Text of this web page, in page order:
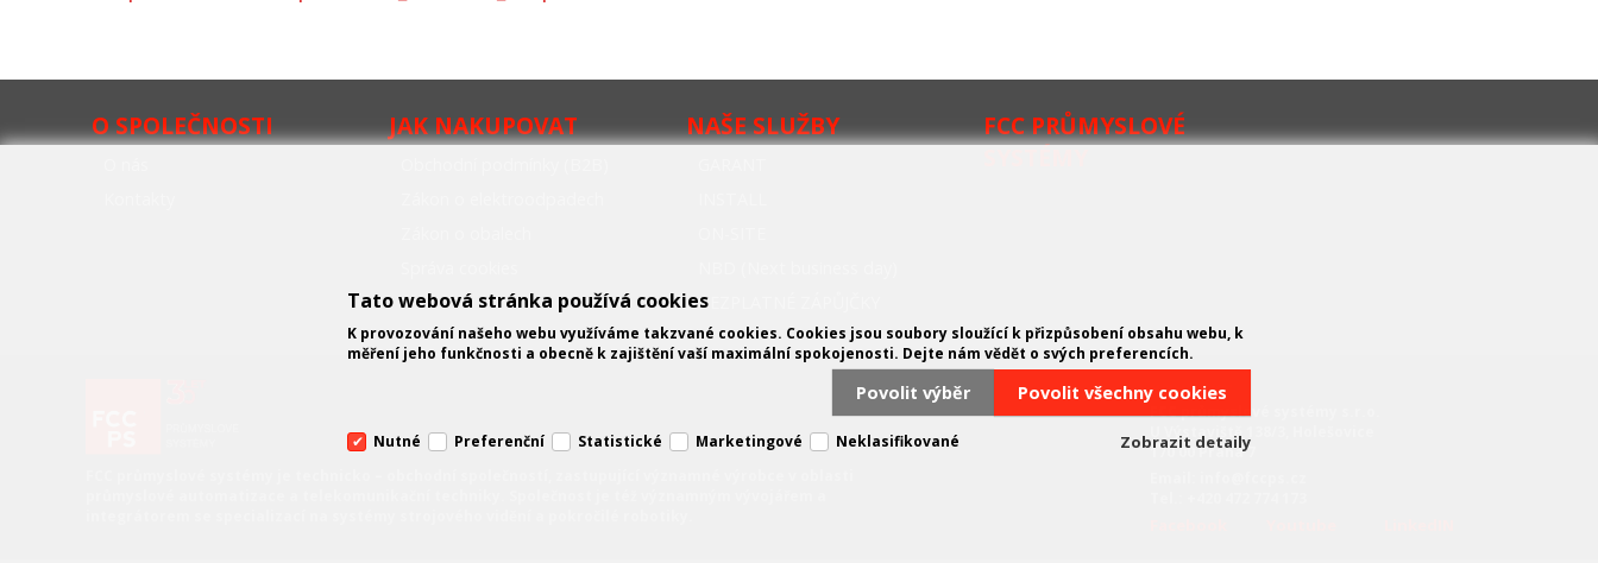
O SPOLEČNOSTI JAK NAKUPOVAT NAŠE SLUŽBY
BEZPLATNÉ ZÁPŮJČKY
FCC PRŮMYSLOVÉ
KONTAKT
FCC průmyslové systémy s.r.o.
U Výstaviště 138/3, Holešovice
170 00 Praha 7
Tato webová stránka používá cookies
K provozování našeho webu využíváme takzvané cookies. Cookies jsou soubory sloužící k přizpůsobení obsahu webu, k
měření jeho funkčnosti a obecně k zajištění vaší maximální spokojenosti. Dejte nám vědět o svých preferencích.
Povolit výběr Povolit všechny cookies
Nutné Preferenční Statistické Marketingové Neklasifikované Zobrazit detaily